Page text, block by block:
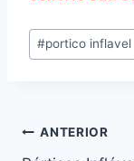
Tags
do
#portico inflavel
ANTERIOR